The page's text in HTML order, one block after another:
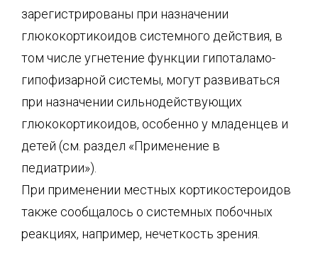
зарегистрированы при назначении
глюкокортикоидов системного действия, в
том числе угнетение функции гипоталамо-
гипофизарной системы, могут развиваться
при назначении сильнодействующих
глюкокортикоидов, особенно у младенцев и
детей (см. раздел «Применение в
педиатрии»).
При применении местных кортикостероидов
также сообщалось о системных побочных
реакциях, например, нечеткость зрения.